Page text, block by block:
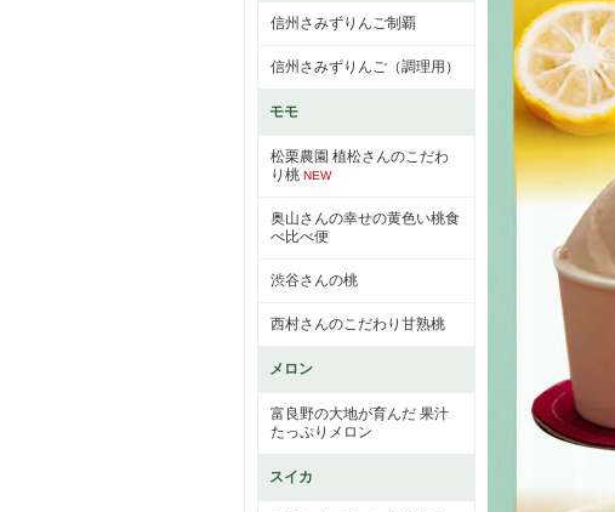
信州さみずりんご制覇
信州さみずりんご（調理用）
モモ
松栗農園 植松さんのこだわ
り桃 NEW
奥山さんの幸せの黄色い桃食
べ比べ便
渋谷さんの桃
西村さんのこだわり甘熟桃
メロン
富良野の大地が育んだ 果汁
たっぷりメロン
スイカ